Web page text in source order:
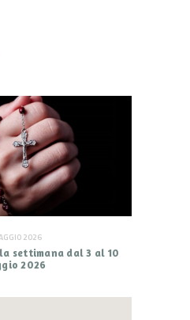
2026
settimana dal 3 al 10
2026